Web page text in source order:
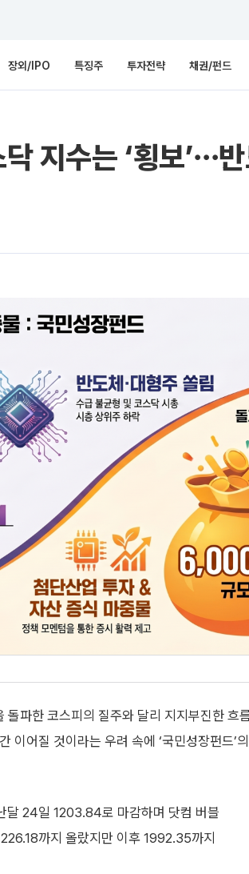
장외/IPO 특징주 투자전략 채권/펀드
지수는 ‘횡보’⋯
파한 코스피의 질주와 달리 지지부진한 흐
이어질 것이라는 우려 속에 ‘국민성장펀드’
달 24일 1203.84로 마감하며 닷컴 버블
까지 올랐지만 이후 1992.35까지